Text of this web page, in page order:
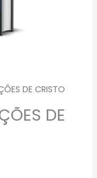
DE CRISTO
DE